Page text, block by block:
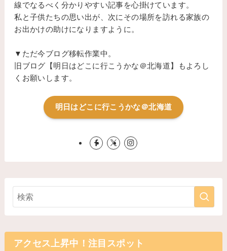
線でなるべく分かりやすい記事を心掛けています。
私と子供たちの思い出が、次にその場所を訪れる家族の
お出かけの助けになりますように。
▼ただ今ブログ移転作業中。
旧ブログ【明日はどこに行こうかな＠北海道】もよろし
くお願いします。
明日はどこに行こうかな＠北海道
アクセス上昇中！注目スポット